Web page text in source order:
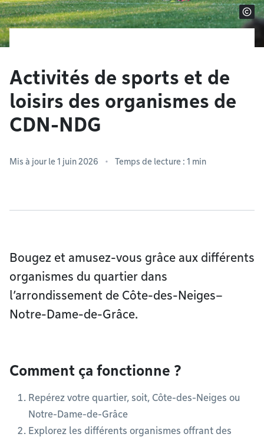
Activités de sports et de
loisirs des organismes de
CDN-NDG
Mis à jour le 1 juin 2026 Temps de lecture : 1 min
Bougez et amusez-vous grâce aux différents
organismes du quartier dans
l’arrondissement de Côte-des-Neiges–
Notre-Dame-de-Grâce.
Comment ça fonctionne ?
Repérez votre quartier, soit, Côte-des-Neiges ou
Notre-Dame-de-Grâce
Explorez les différents organismes offrant des